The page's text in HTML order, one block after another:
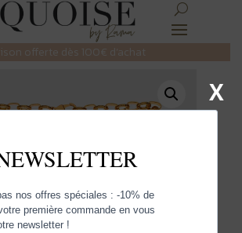
offerte dès 100€ d’achat
X